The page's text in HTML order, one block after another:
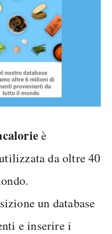
è
da oltre 40
un database
e inserire i